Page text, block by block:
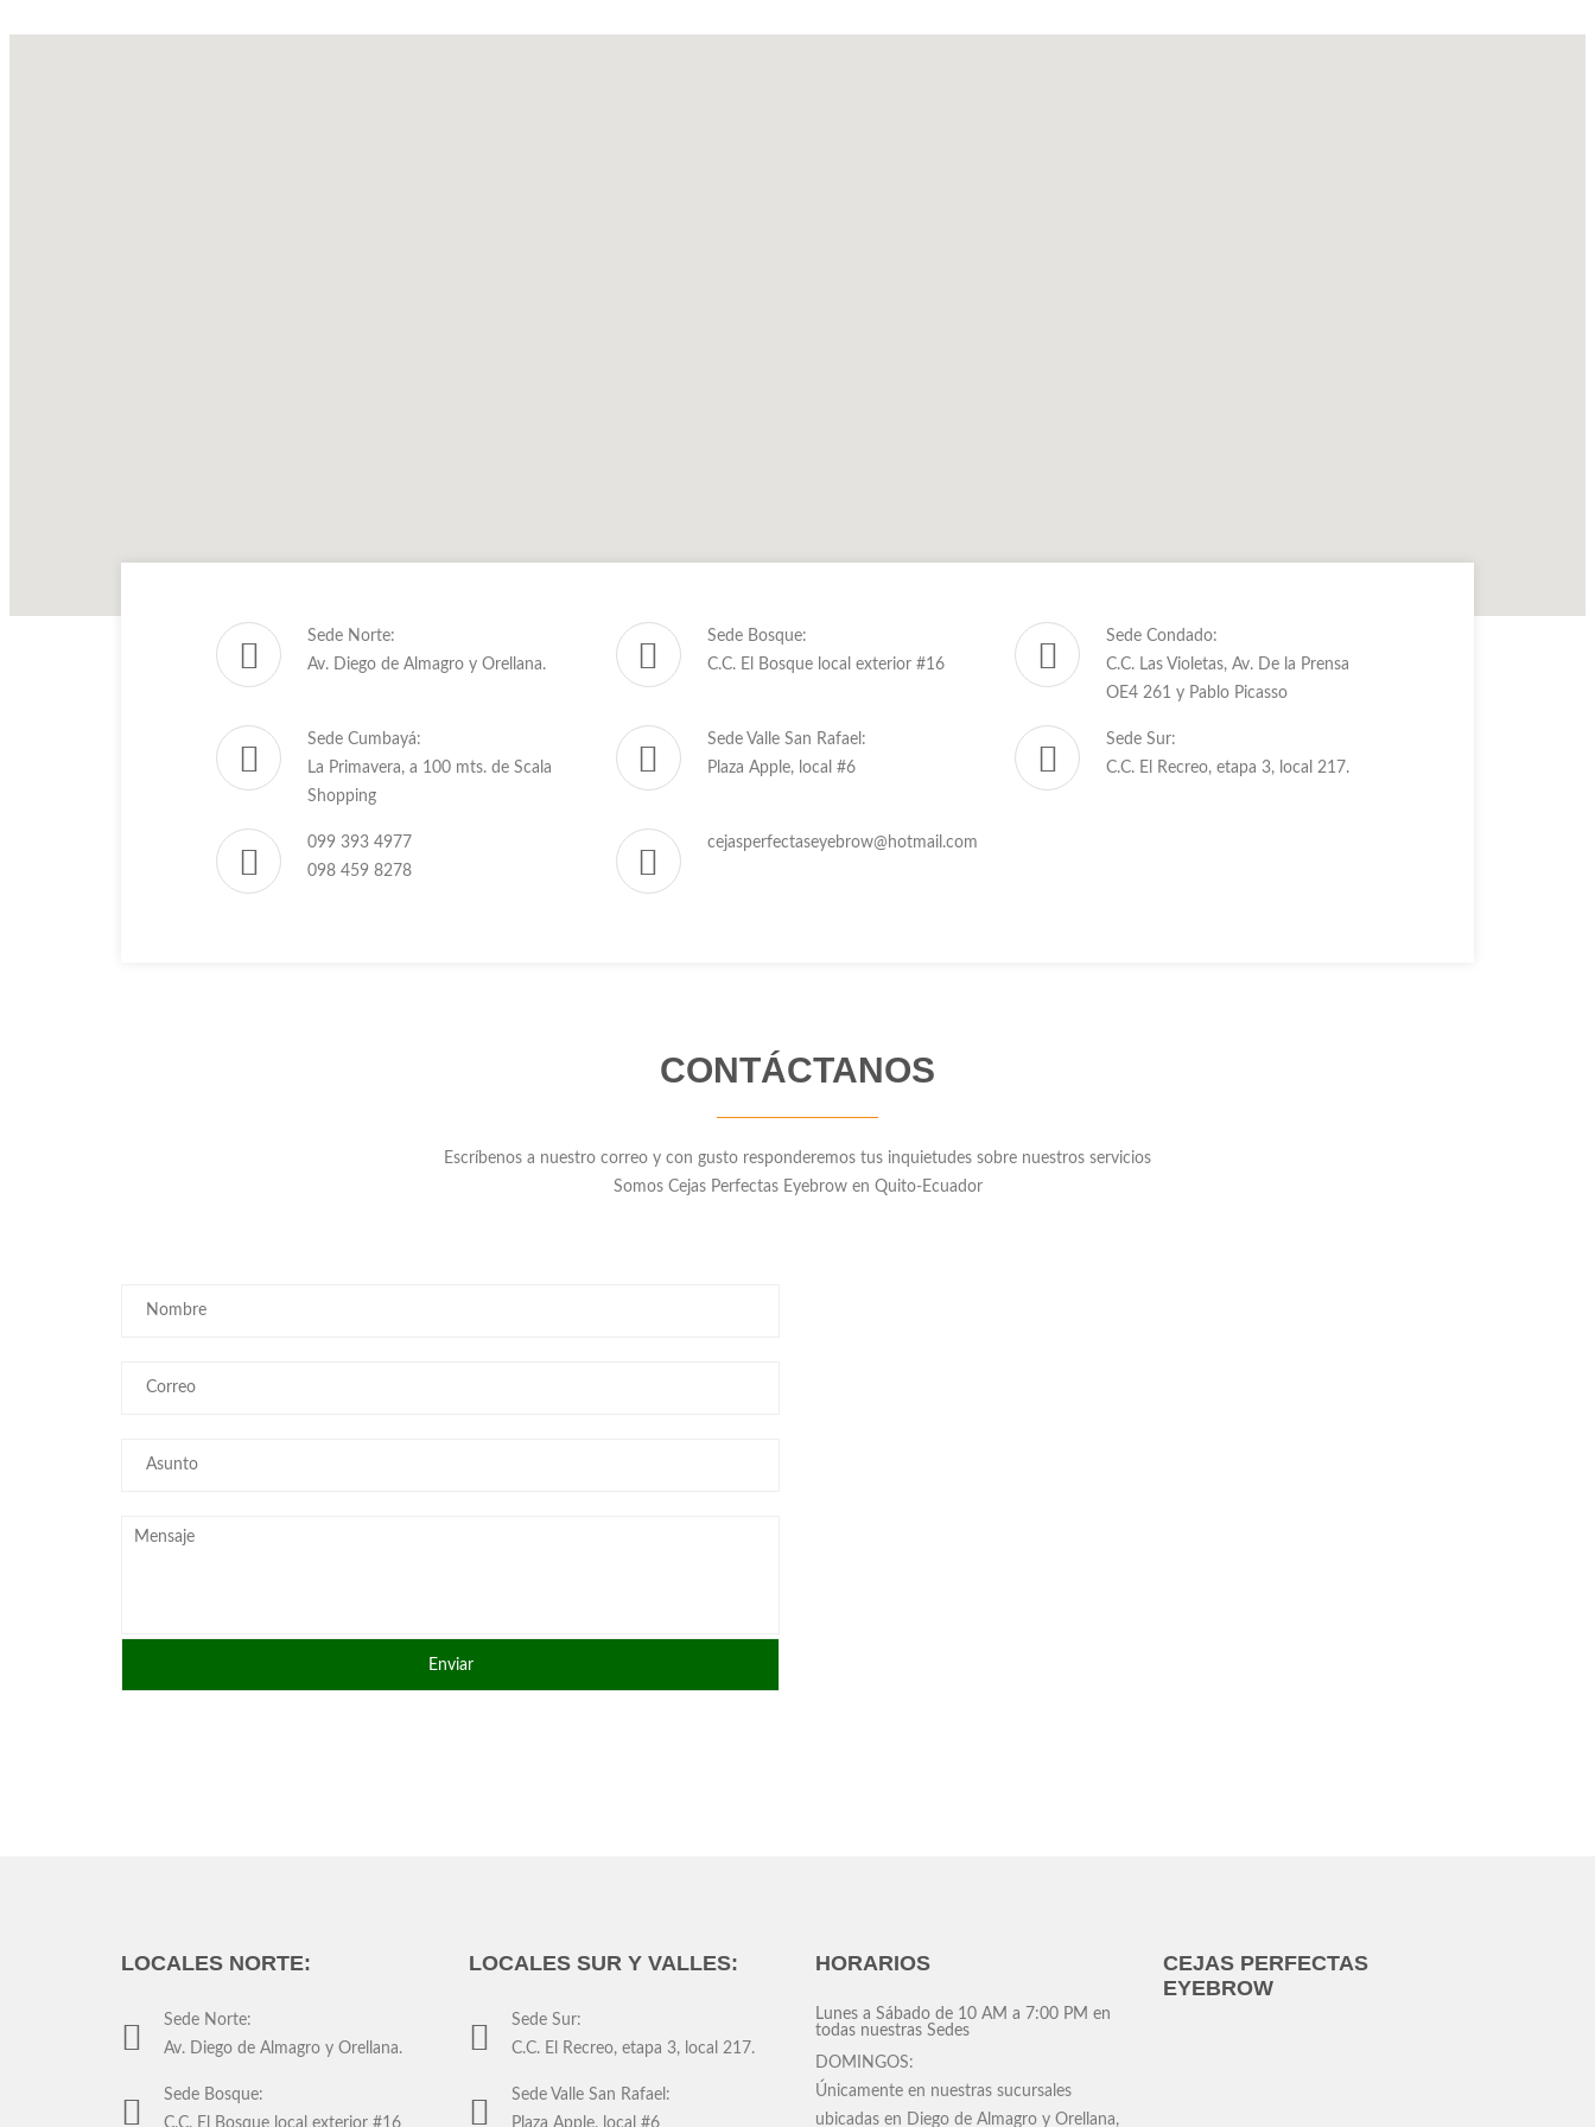
Sede Norte:
Av. Diego de Almagro y Orellana.
Sede Bosque:
C.C. El Bosque local exterior #16
Sede Condado:
C.C. Las Violetas, Av. De la Prensa
OE4 261 y Pablo Picasso
Sede Cumbayá:
La Primavera, a 100 mts. de Scala
Shopping
Sede Valle San Rafael:
Plaza Apple, local #6
Sede Sur:
C.C. El Recreo, etapa 3, local 217.
099 393 4977
098 459 8278
cejasperfectaseyebrow@hotmail.com
CONTÁCTANOS
Escríbenos a nuestro correo y con gusto responderemos tus inquietudes sobre nuestros servicios
Somos Cejas Perfectas Eyebrow en Quito-Ecuador
LOCALES NORTE:
Sede Norte:
Av. Diego de Almagro y Orellana.
Sede Bosque:
C.C. El Bosque local exterior #16
LOCALES SUR Y VALLES:
Sede Sur:
C.C. El Recreo, etapa 3, local 217.
Sede Valle San Rafael:
Plaza Apple, local #6
HORARIOS
Lunes a Sábado de 10 AM a 7:00 PM en
todas nuestras Sedes
DOMINGOS:
Únicamente en nuestras sucursales
ubicadas en Diego de Almagro y Orellana,
CEJAS PERFECTAS
EYEBROW